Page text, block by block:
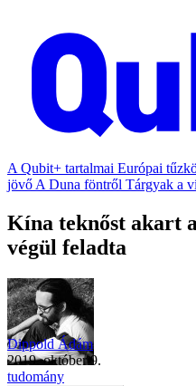
A Qubit+ tartalmai Európai
jövő A Duna föntről Tárgyak a
Kína teknőst akart
végül feladta
Dippold Ádám
2019. október 9.
tudomány